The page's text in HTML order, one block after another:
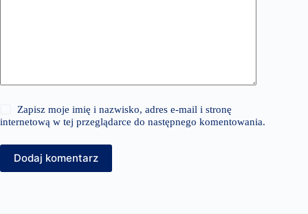
Zapisz moje imię i nazwisko, adres e-mail i stronę
internetową w tej przeglądarce do następnego komentowania.
Dodaj komentarz